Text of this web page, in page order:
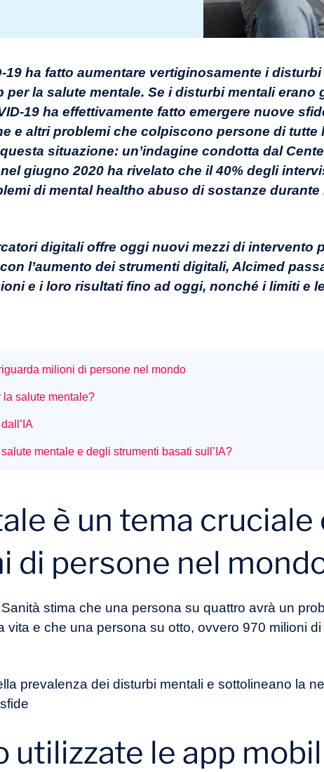
19 ha fatto aumentare vertiginosamente i
la salute mentale. Se i disturbi mentali erano
19 ha effettivamente fatto emergere nuove
e altri problemi che colpiscono persone di tutte
situazione: un’indagine condotta dal
giugno 2020 ha rivelato che il 40% degli
di mental healtho abuso di sostanze durante
digitali offre oggi nuovi mezzi di intervento
l’aumento dei strumenti digitali, Alcimed
e i loro risultati fino ad oggi, nonché i limiti e
milioni di persone nel mondo
salute mentale?
mentale e degli strumenti basati sull’IA?
è un tema cruciale
di persone nel
stima che una persona su quattro avrà un
vita e che una persona su otto, ovvero 970 milioni
prevalenza dei disturbi mentali e sottolineano la
utilizzate le app